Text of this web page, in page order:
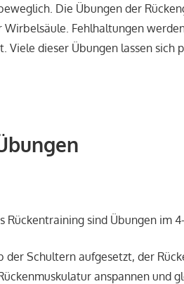
Die Übungen der
Wirbelsäule. Fehlhaltungen
Viele dieser Übungen lassen sich
Rückentraining sind Übungen im
der Schultern aufgesetzt, der
anspannen und